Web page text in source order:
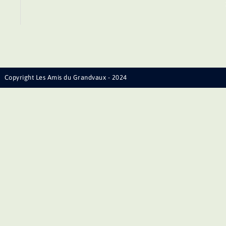
Copyright Les Amis du Grandvaux - 2024